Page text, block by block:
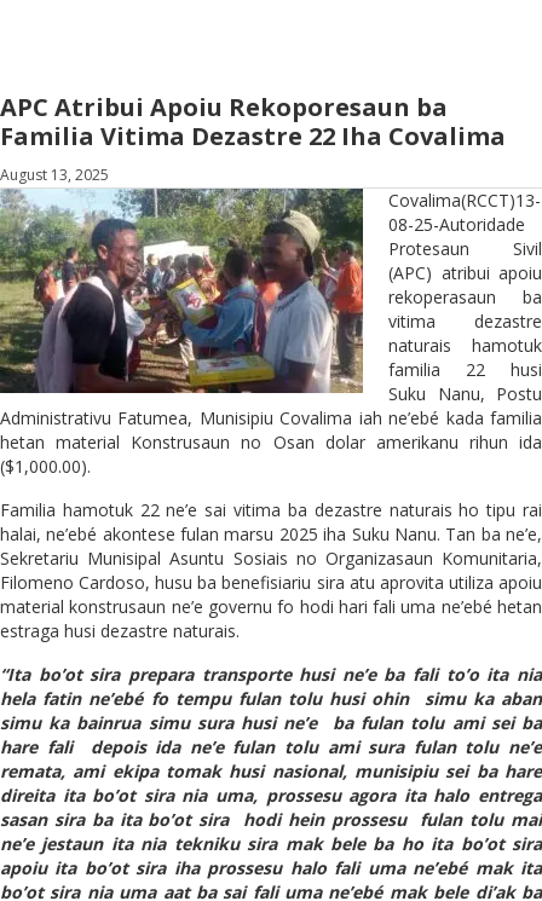
APC Atribui Apoiu Rekoporesaun ba
Familia Vitima Dezastre 22 Iha Covalima
August 13, 2025
Covalima(RCCT)13-
08-25-Autoridade
Protesaun Sivil
(APC) atribui apoiu
rekoperasaun ba
vitima dezastre
naturais hamotuk
familia 22 husi
Suku Nanu, Postu
Administrativu Fatumea, Munisipiu Covalima iah ne’ebé kada familia
hetan material Konstrusaun no Osan dolar amerikanu rihun ida
($1,000.00).
Familia hamotuk 22 ne’e sai vitima ba dezastre naturais ho tipu rai
halai, ne’ebé akontese fulan marsu 2025 iha Suku Nanu. Tan ba ne’e,
Sekretariu Munisipal Asuntu Sosiais no Organizasaun Komunitaria,
Filomeno Cardoso, husu ba benefisiariu sira atu aprovita utiliza apoiu
material konstrusaun ne’e governu fo hodi hari fali uma ne’ebé hetan
estraga husi dezastre naturais.
“Ita bo’ot sira prepara transporte husi ne’e ba fali to’o ita nia
hela fatin ne’ebé fo tempu fulan tolu husi ohin simu ka aban
simu ka bainrua simu sura husi ne’e ba fulan tolu ami sei ba
hare fali depois ida ne’e fulan tolu ami sura fulan tolu ne’e
remata, ami ekipa tomak husi nasional, munisipiu sei ba hare
direita ita bo’ot sira nia uma, prossesu agora ita halo entrega
sasan sira ba ita bo’ot sira hodi hein prossesu fulan tolu mai
ne’e jestaun ita nia tekniku sira mak bele ba ho ita bo’ot sira
apoiu ita bo’ot sira iha prossesu halo fali uma ne’ebé mak ita
bo’ot sira nia uma aat ba sai fali uma ne’ebé mak bele di’ak ba